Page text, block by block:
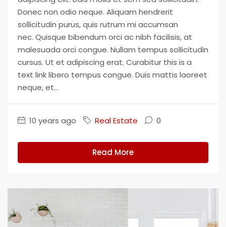
Donec non odio neque. Aliquam hendrerit
sollicitudin purus, quis rutrum mi accumsan
nec. Quisque bibendum orci ac nibh facilisis, at
malesuada orci congue. Nullam tempus sollicitudin
cursus. Ut et adipiscing erat. Curabitur this is a
text link libero tempus congue. Duis mattis laoreet
neque, et...
10 years ago Real Estate 0
Read More